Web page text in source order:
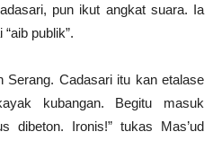
pun ikut angkat suara. Ia
publik”.
Serang. Cadasari itu kan etalase
kubangan. Begitu masuk
dibeton. Ironis!” tukas Mas’ud